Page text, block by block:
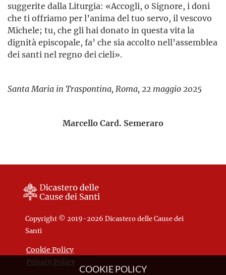
suggerite dalla Liturgia: «Accogli, o Signore, i doni
che ti offriamo per l’anima del tuo servo, il vescovo
Michele; tu, che gli hai donato in questa vita la
dignità episcopale, fa’ che sia accolto nell’assemblea
dei santi nel regno dei cieli».
Santa Maria in Traspontina, Roma, 22 maggio 2025
Marcello Card. Semeraro
Copyright © 2019-2026 Dicastero delle Cause dei
Santi
Cookie Policy
Privacy Policy
COOKIE POLICY